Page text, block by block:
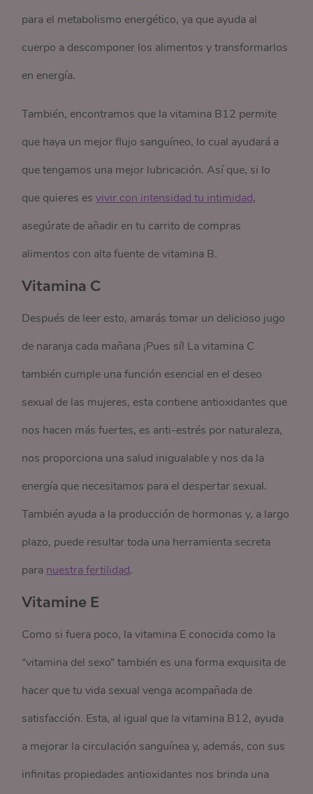
para el metabolismo energético, ya que ayuda al
cuerpo a descomponer los alimentos y transformarlos
en energía.
También, encontramos que la vitamina B12 permite
que haya un mejor flujo sanguíneo, lo cual ayudará a
que tengamos una mejor lubricación. Así que, si lo
que quieres esvivir con intensidad tu intimidad,
asegúrate de añadir en tu carrito de compras
alimentos con alta fuente de vitamina B.
Vitamina C
Después de leer esto, amarás tomar un delicioso jugo
de naranja cada mañana ¡Pues sí! La vitamina C
también cumple una función esencial en el deseo
sexual de las mujeres, esta contiene antioxidantes que
nos hacen más fuertes, es anti-estrés por naturaleza,
nos proporciona una salud inigualable y nos da la
energía que necesitamos para el despertar sexual.
También ayuda a la producción de hormonas y, a largo
plazo, puede resultar toda una herramienta secreta
para nuestra fertilidad.
Vitamine E
Como si fuera poco, la vitamina E conocida como la
“vitamina del sexo” también es una forma exquisita de
hacer que tu vida sexual venga acompañada de
satisfacción. Esta, al igual que la vitamina B12, ayuda
a mejorar la circulación sanguínea y, además, con sus
infinitas propiedades antioxidantes nos brinda una